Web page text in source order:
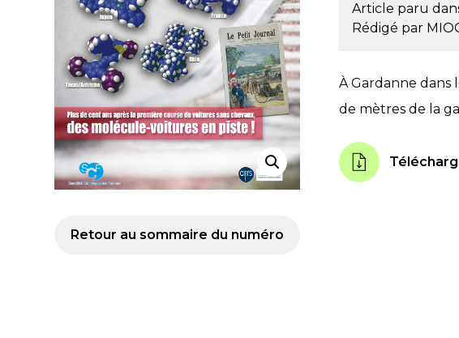
Retour au sommaire du numéro
Article paru
Rédigé par
À Gardanne dans
de mètres de la